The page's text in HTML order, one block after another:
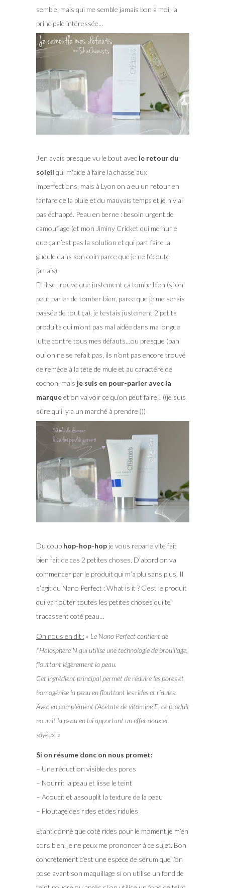
semble, mais qui me semble jamais bon à moi, la
principale intéressée…
J’en avais presque vu le bout avec le retour du
soleil qui m’aide à faire la chasse aux
imperfections, mais à Lyon on a eu un retour en
fanfare de la pluie et du mauvais temps et je n’y ai
pas échappé. Peau en berne : besoin urgent de
camouflage (et mon Jiminy Cricket qui me hurle
que ça n’est pas la solution et qui part faire la
gueule dans son coin parce que je ne l’écoute
jamais).
Et il se trouve que justement ça tombe bien (si on
peut parler de tomber bien, parce que je me serais
passée de tout ça), je testais justement 2 petits
produits qui m’ont pas mal aidée dans ma longue
lutte contre tous mes défauts…ou presque (bah
oui on ne se refait pas, ils n’ont pas encore trouvé
de remède à la tête de mule et au caractère de
cochon, mais je suis en pour-parler avec la
marqueet on va voir ce qu’on peut faire ! ((je suis
sûre qu’il y a un marché à prendre )))
Du couphop-hop-hopje vous reparle vite fait
bien fait de ces 2 petites choses. D’abord on va
commencer par le produit qui m’a plu sans plus. Il
s’agit du Nano Perfect : What is it ? C’est le produit
qui va flouter toutes les petites choses qui te
tracassent coté peau…
On nous en dit : « Le Nano Perfect contient de
l’Halosphère N qui utilise une technologie de brouillage,
flouttant légèrement la peau.
Cet ingrédient principal permet de réduire les pores et
homogénise la peau en flouttant les rides et ridules.
Avec en complément l’Acetate de vitamine E, ce produit
nourrit la peau en lui apportant un effet doux et
soyeux. »
Si on résume donc on nous promet:
– Une réduction visible des pores
– Nourrit la peau et lisse le teint
– Adoucit et assouplit la texture de la peau
– Floutage des rides et des ridules
Etant donné que coté rides pour le moment je m’en
sors bien, je ne peux me prononcer à ce sujet. Bon
concrètement c’est une espèce de sérum que l’on
pose avant son maquillage si on utilise un fond de